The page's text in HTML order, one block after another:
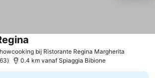
bij Ristorante Regina Margherita
0.4 km vanaf Spiaggia Bibione